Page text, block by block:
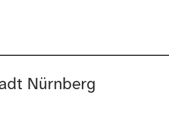
Nürnberg